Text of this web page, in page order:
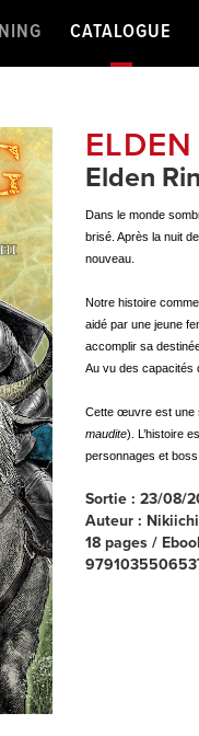
CATALOGUE
Elden
Dans le monde
brisé. Après la nuit
nouveau.
Notre histoire
aidé par une jeune
accomplir sa
Au vu des capacités
Cette œuvre est une
maudite). L’histoire
personnages et
Sortie : 23/08/
Auteur :
18 pages /